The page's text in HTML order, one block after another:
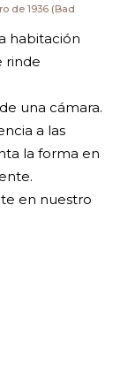
de 1936 (Bad
habitación
rinde
una cámara.
a las
la forma en
en nuestro